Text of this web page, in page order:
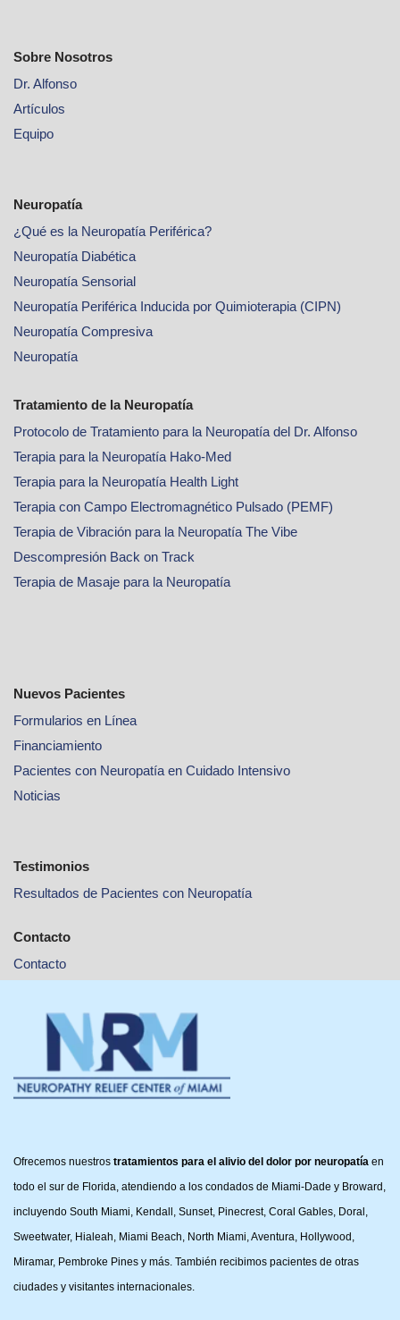
Sobre Nosotros
Dr. Alfonso
Artículos
Equipo
Neuropatía
¿Qué es la Neuropatía Periférica?
Neuropatía Diabética
Neuropatía Sensorial
Neuropatía Periférica Inducida por Quimioterapia (CIPN)
Neuropatía Compresiva
Neuropatía
Tratamiento de la Neuropatía
Protocolo de Tratamiento para la Neuropatía del Dr. Alfonso
Terapia para la Neuropatía Hako-Med
Terapia para la Neuropatía Health Light
Terapia con Campo Electromagnético Pulsado (PEMF)
Terapia de Vibración para la Neuropatía The Vibe
Descompresión Back on Track
Terapia de Masaje para la Neuropatía
Nuevos Pacientes
Formularios en Línea
Financiamiento
Pacientes con Neuropatía en Cuidado Intensivo
Noticias
Testimonios
Resultados de Pacientes con Neuropatía
Contacto
Contacto
Ofrecemos nuestros tratamientos para el alivio del dolor por neuropatía en
todo el sur de Florida, atendiendo a los condados de Miami-Dade y Broward,
incluyendo South Miami, Kendall, Sunset, Pinecrest, Coral Gables, Doral,
Sweetwater, Hialeah, Miami Beach, North Miami, Aventura, Hollywood,
Miramar, Pembroke Pines y más. También recibimos pacientes de otras
ciudades y visitantes internacionales.